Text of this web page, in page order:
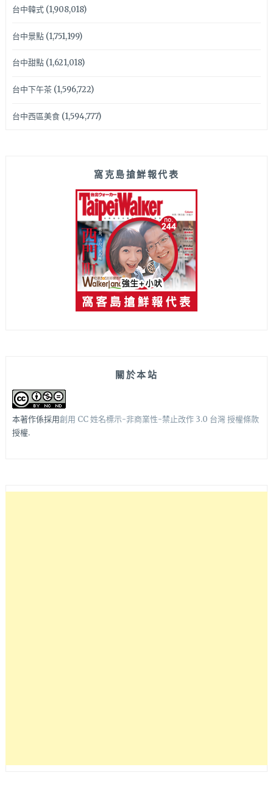
台中韓式(1,908,018)
台中景點(1,751,199)
台中甜點(1,621,018)
台中下午茶(1,596,722)
台中西區美食(1,594,777)
窩克島搶鮮報代表
關於本站
本著作係採用創用 CC 姓名標示-非商業性-禁止改作 3.0 台灣 授權條款
授權.